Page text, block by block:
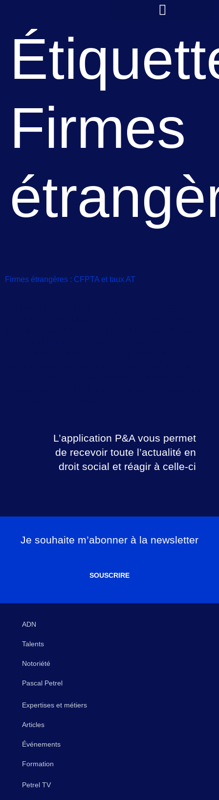
Firmes
Firmes étrangères : CFPTA et taux AT
Je souhaite m’abonner à la newsletter
SOUSCRIRE
L’application P&A vous permet
de recevoir toute l’actualité en
droit social et réagir à celle-ci
ADN
Talents
Notoriété
Pascal Petrel
Expertises et métiers
Articles
Événements
Formation
Petrel TV